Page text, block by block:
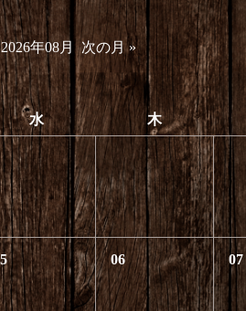
年08月次の月 »
水 木
06 07